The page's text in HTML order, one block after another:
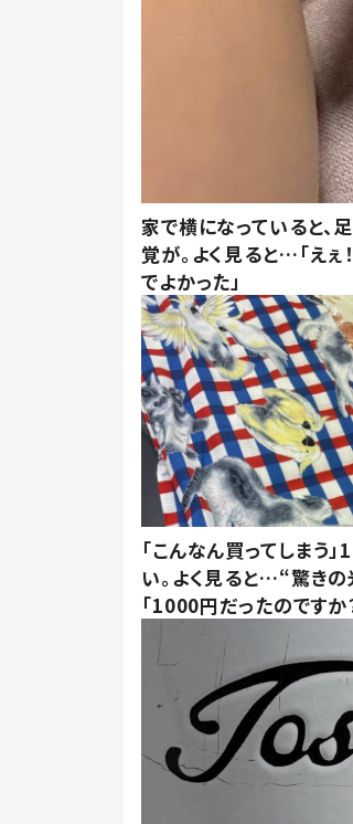
家で横になっていると、
覚が。よく見ると…「えぇ
でよかった」
「こんなん買ってしまう
い。よく見ると…“驚きの
「1000円だったのですか？